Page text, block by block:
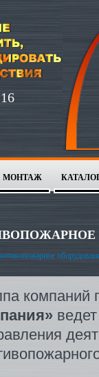
МОНТАЖ